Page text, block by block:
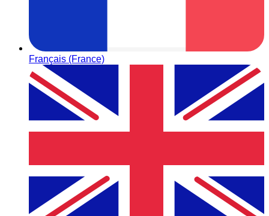
Français (France)